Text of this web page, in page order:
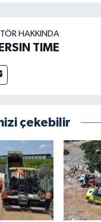
HAKKINDA
TIME
çekebilir